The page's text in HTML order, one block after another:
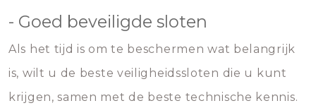
- Goed beveiligde sloten
Als het tijd is om te beschermen wat belangrijk
is, wilt u de beste veiligheidssloten die u kunt
krijgen, samen met de beste technische kennis.